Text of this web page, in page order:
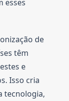
esses
de
têm
e
Isso cria
tecnologia,